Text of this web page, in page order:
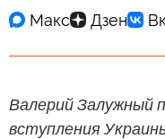
Валерий Залужный
вступления